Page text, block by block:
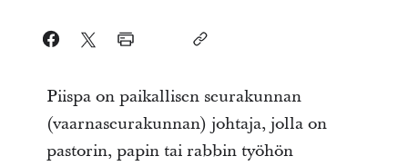
Piispa on paikallisen seurakunnan
(vaarnaseurakunnan) johtaja, jolla on
pastorin, papin tai rabbin työhön